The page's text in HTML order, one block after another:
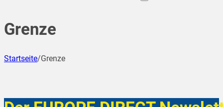
Grenze
Startseite/Grenze